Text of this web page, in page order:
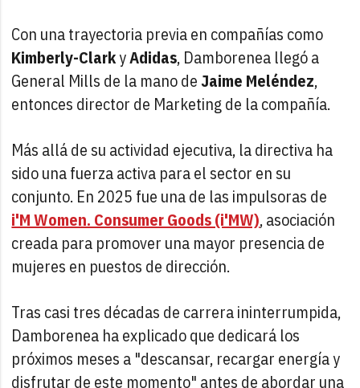
Con una trayectoria previa en compañías como
Kimberly-ClarkyAdidas, Damborenea llegó a
General Mills de la mano deJaime Meléndez,
entonces director de Marketing de la compañía.
Más allá de su actividad ejecutiva, la directiva ha
sido una fuerza activa para el sector en su
conjunto. En 2025 fue una de las impulsoras de
i'M Women. Consumer Goods (i'MW), asociación
creada para promover una mayor presencia de
mujeres en puestos de dirección.
Tras casi tres décadas de carrera ininterrumpida,
Damborenea ha explicado que dedicará los
próximos meses a "descansar, recargar energía y
disfrutar de este momento" antes de abordar una